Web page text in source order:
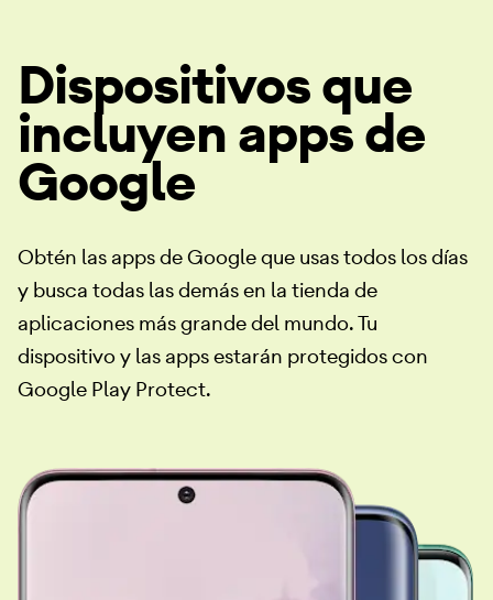
Dispositivos que
incluyen apps de
Google
Obtén las apps de Google que usas todos los días
y busca todas las demás en la tienda de
aplicaciones más grande del mundo. Tu
dispositivo y las apps estarán protegidos con
Google Play Protect.